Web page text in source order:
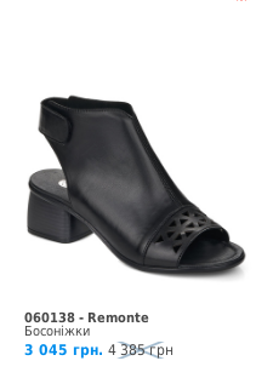
060138 - Remonte
Босоніжки
3 045 грн. 4 385 грн